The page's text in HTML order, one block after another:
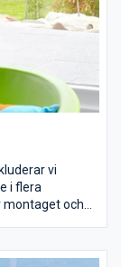
vi
i flera
montaget och